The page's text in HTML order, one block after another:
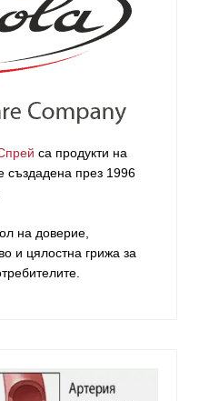
са продукти на
е създадена през 1996
на доверие,
и цялостна грижа за
.